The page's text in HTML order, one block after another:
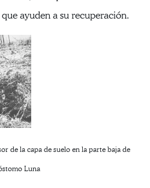
ayuden a su recuperación.
de la capa de suelo en la parte baja de
Luna